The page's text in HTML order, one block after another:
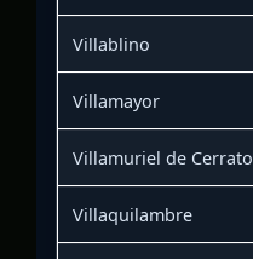
Villablino
Villamayor
Villamuriel de Cerrato
Villaquilambre